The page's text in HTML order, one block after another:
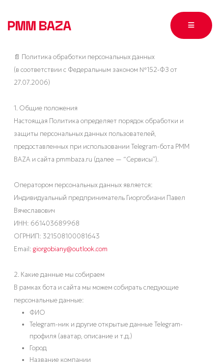
📄 Политика обработки персональных данных
(в соответствии с Федеральным законом №152-ФЗ от
27.07.2006)
1. Общие положения
Настоящая Политика определяет порядок обработки и
защиты персональных данных пользователей,
предоставленных при использовании Telegram-бота PMM
BAZA и сайта pmmbaza.ru (далее — “Сервисы”).
Оператором персональных данных является:
Индивидуальный предприниматель Гиоргобиани Павел
Вячеславович
ИНН: 661403689968
ОГРНИП: 321508100081643
Email: giorgobiany@outlook.com
2. Какие данные мы собираем
В рамках бота и сайта мы можем собирать следующие
персональные данные:
ФИО
Telegram-ник и другие открытые данные Telegram-
профиля (аватар, описание и т.д.)
Город
Название компании